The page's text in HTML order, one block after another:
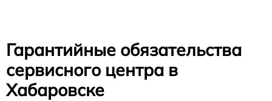
Гарантийные обязательства
сервисного центра в
Хабаровске